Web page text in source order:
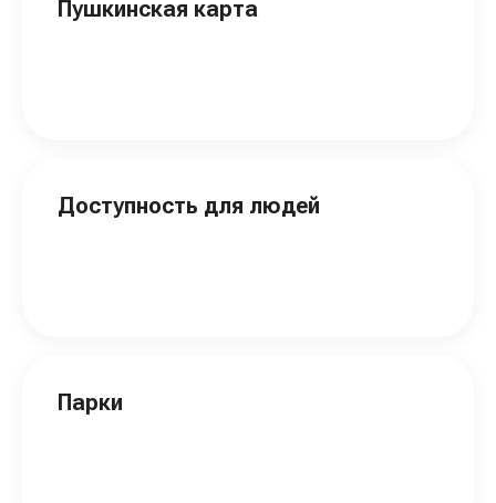
Пушкинская карта
Доступность для людей
Парки